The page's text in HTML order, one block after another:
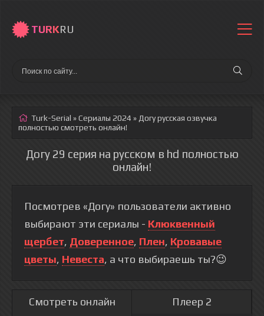
TURKRU
Turk-Serial »Сериалы 2024 » Догурусская озвучка
полностью смотреть онлайн!
Догу 29 серия на русском в hd полностью
онлайн!
Посмотрев «Догу» пользователи активно
выбирают эти сериалы - Клюквенный
щербет, Доверенное, Плен, Кровавые
цветы, Невеста, а что выбираешь ты?😉
Смотреть онлайн
Плеер 2